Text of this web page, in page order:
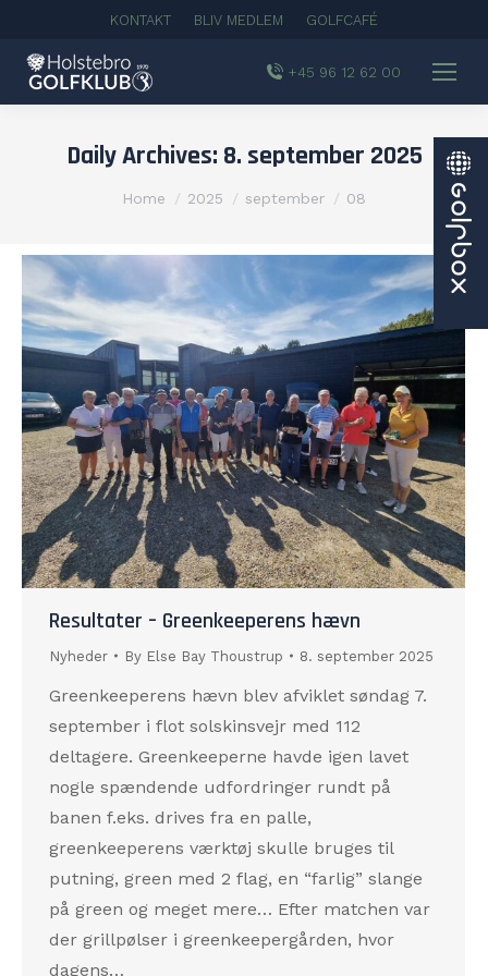
KONTAKT BLIV MEDLEM GOLFCAFÉ
+45 96 12 62 00
Daily Archives: 8. september 2025
You are here:
Home 2025 september 08
Resultater – Greenkeeperens hævn
Nyheder By Else Bay Thoustrup 8. september 2025
Greenkeeperens hævn blev afviklet søndag 7.
september i flot solskinsvejr med 112
deltagere. Greenkeeperne havde igen lavet
nogle spændende udfordringer rundt på
banen f.eks. drives fra en palle,
greenkeeperens værktøj skulle bruges til
putning, green med 2 flag, en “farlig” slange
på green og meget mere… Efter matchen var
der grillpølser i greenkeepergården, hvor
dagens…